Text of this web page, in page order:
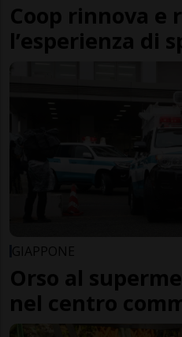
Coop rinnova e
l’esperienza di
GIAPPONE
Orso al
nel centro